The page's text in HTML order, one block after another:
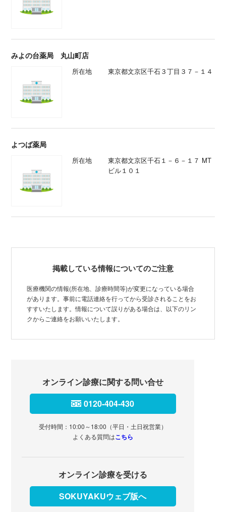
みよの台薬局 丸山町店
所在地 東京都文京区千石３丁目３７－１４
よつば薬局
所在地
東京都文京区千石１－６－１７ MT
ビル１０１
掲載している情報についてのご注意
医療機関の情報(所在地、診療時間等)が変更になっている場合
があります。事前に電話連絡を行ってから受診されることをお
すすいたします。情報について誤りがある場合は、以下のリン
クからご連絡をお願いいたします。
オンライン診療に関する問い合せ
0120-404-430
受付時間：10:00～18:00（平日・土日祝営業）
よくある質問はこちら
オンライン診療を受ける
SOKUYAKUウェブ版へ